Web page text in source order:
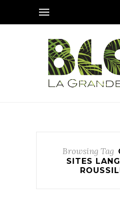
Browsing Tag
SITES